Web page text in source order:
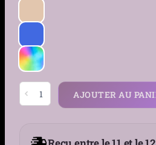
quantité
de
Piercing
AJOUTER AU